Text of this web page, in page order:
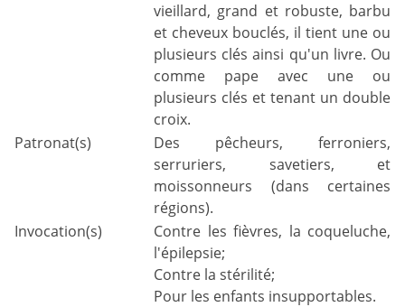
vieillard, grand et robuste, barbu
et cheveux bouclés, il tient une ou
plusieurs clés ainsi qu'un livre. Ou
comme pape avec une ou
plusieurs clés et tenant un double
croix.
Patronat(s)
Des pêcheurs, ferroniers,
serruriers, savetiers, et
moissonneurs (dans certaines
régions).
Invocation(s)
Contre les fièvres, la coqueluche,
l'épilepsie;
Contre la stérilité;
Pour les enfants insupportables.